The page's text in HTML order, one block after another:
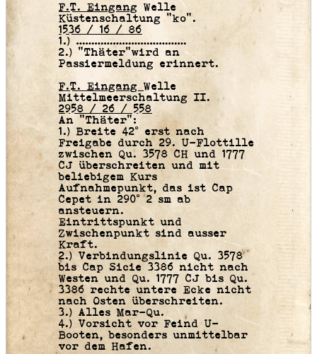
F.T. Eingang Welle
Küstenschaltung “ko“.
1536 / 16 / 86
1.) ………………………………
2.) “Thäter“wird an
Passiermeldung erinnert.
F.T. Eingang Welle
Mittelmeerschaltung II.
2958 / 26 / 558
An “Thäter“:
1.) Breite 42° erst nach
Freigabe durch 29. U-Flottille
zwischen Qu. 3578 CH und 1777
CJ überschreiten und mit
beliebigem Kurs
Aufnahmepunkt, das ist Cap
Cepet in 290° 2 sm ab
ansteuern.
Eintrittspunkt und
Zwischenpunkt sind ausser
Kraft.
2.) Verbindungslinie Qu. 3578
bis Cap Sicie 3386 nicht nach
Westen und Qu. 1777 CJ bis Qu.
3386 rechte untere Ecke nicht
nach Osten überschreiten.
3.) Alles Mar-Qu.
4.) Vorsicht vor Feind U-
Booten, besonders unmittelbar
vor dem Hafen.